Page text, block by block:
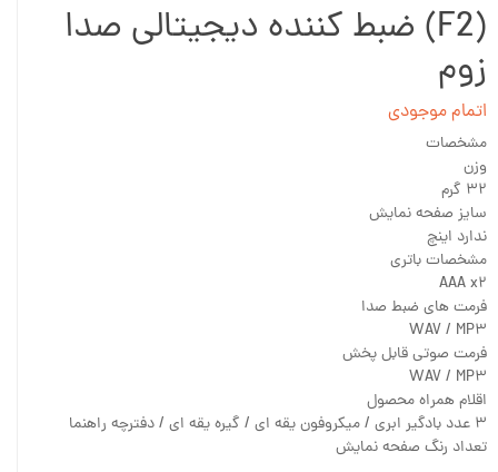
(F2) ضبط کننده دیجیتالی صدا
زوم
اتمام موجودی
مشخصات
وزن
۳۲ گرم
سایز صفحه نمایش
ندارد اینچ
مشخصات باتری
AAA x۲
فرمت های ضبط صدا
WAV / MP۳
فرمت صوتی قابل پخش
WAV / MP۳
اقلام همراه محصول
۳ عدد بادگیر ابری / میکروفون یقه ای / گیره یقه ای / دفترچه راهنما
تعداد رنگ صفحه نمایش